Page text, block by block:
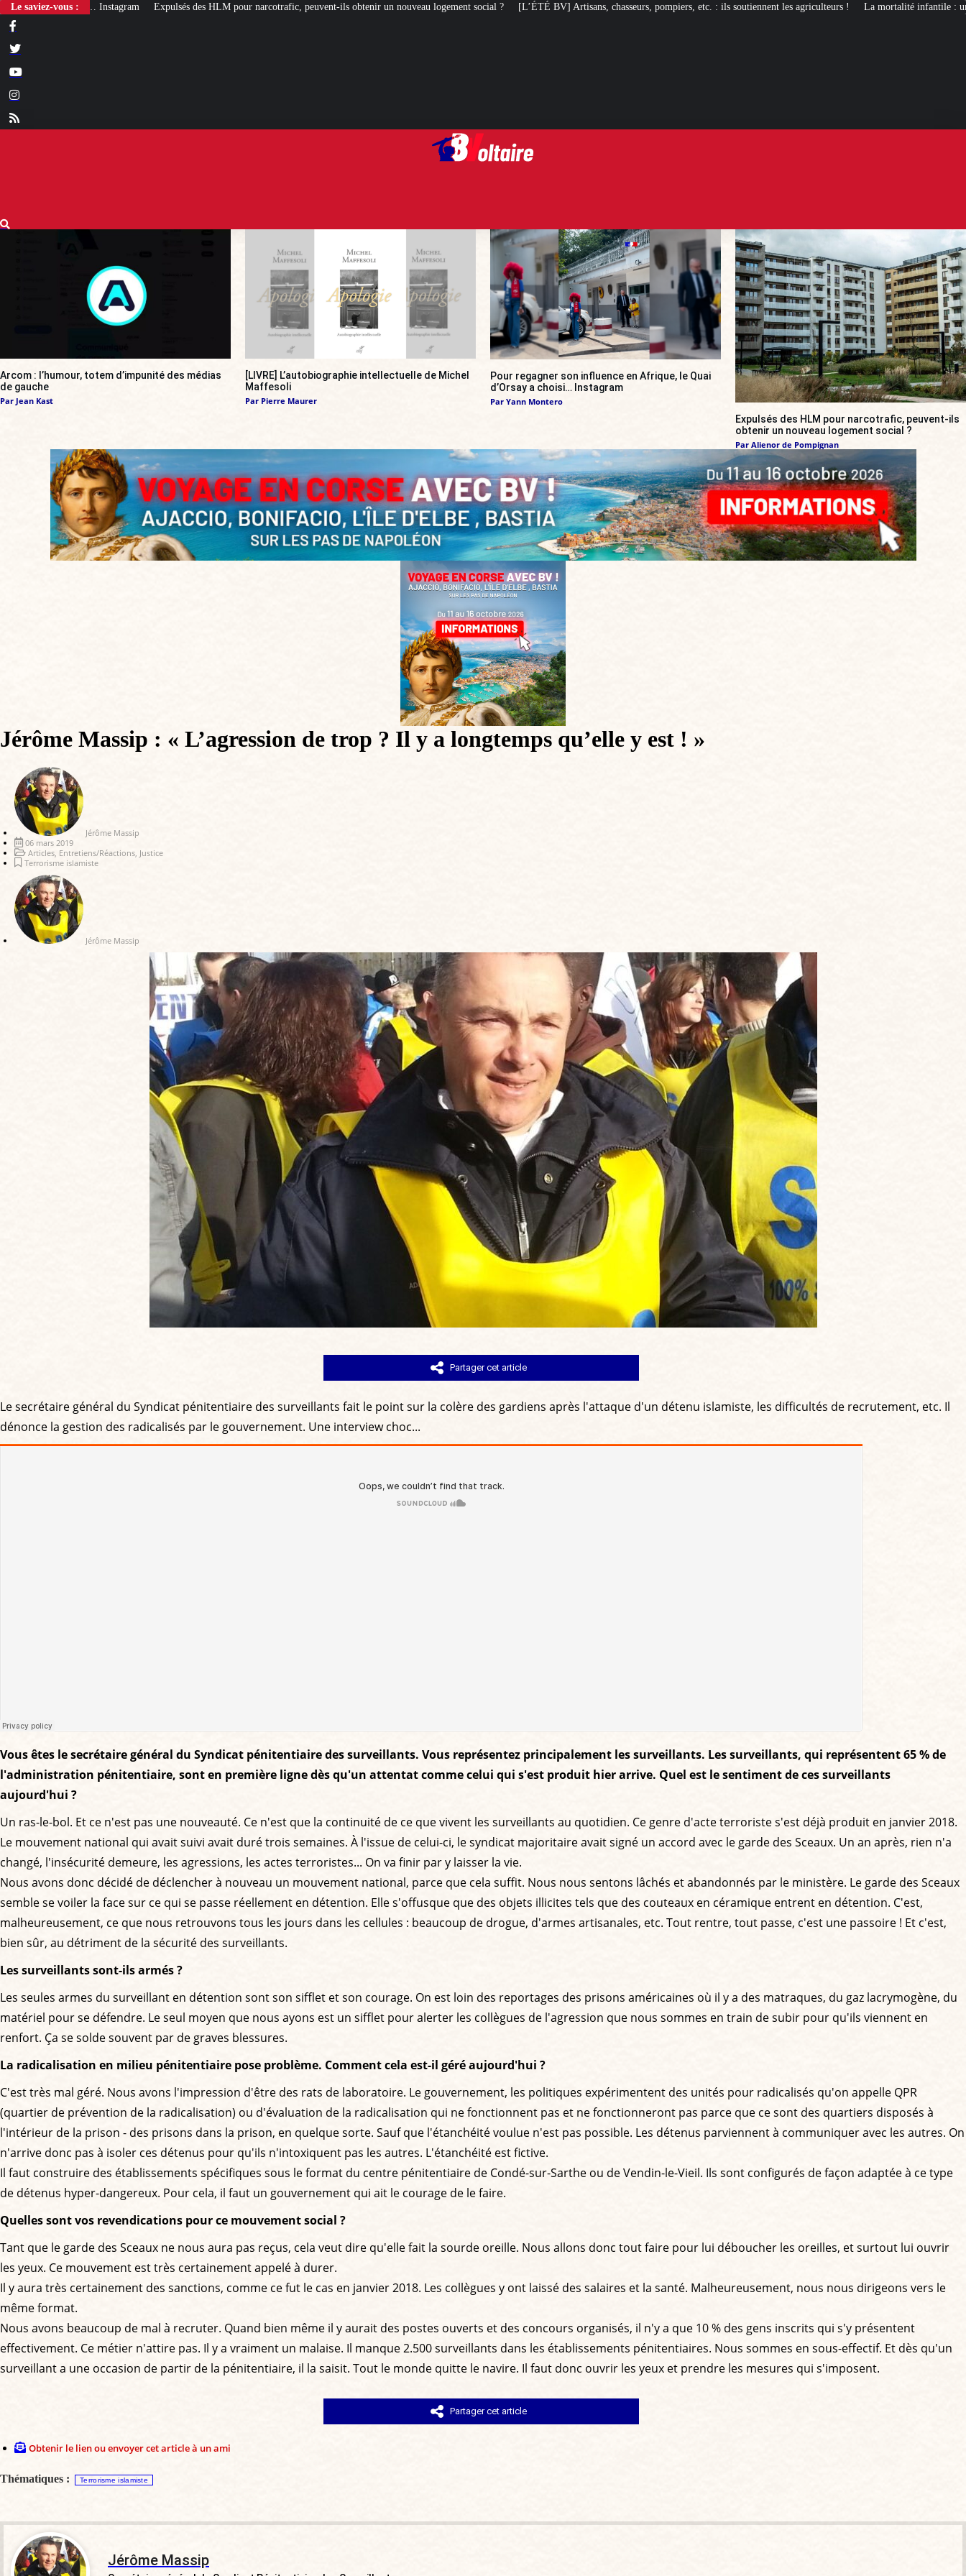
Le saviez-vous :
Expulsés des HLM pour narcotrafic, peuvent-ils obtenir un nouveau logement social ? [L’ÉTÉ BV] Artisans, chasseurs, pompiers, etc. : ils soutiennent les agriculteurs ! La mortalité infantile : une misère bien française
Arcom : l’humour, totem d’impunité des médias
de gauche
Par Jean Kast
[LIVRE] L’autobiographie intellectuelle de Michel
Maffesoli
Par Pierre Maurer
Pour regagner son influence en Afrique, le Quai
d’Orsay a choisi… Instagram
Par Yann Montero
Expulsés des HLM pour narcotrafic, peuvent-ils
obtenir un nouveau logement social ?
Par Alienor de Pompignan
Jérôme Massip : « L’agression de trop ? Il y a longtemps qu’elle y est ! »
Jérôme Massip
06 mars 2019
Articles Entretiens/Réactions Justice
Terrorisme islamiste
Jérôme Massip
Partager cet article
Le secrétaire général du Syndicat pénitentiaire des surveillants fait le point sur la colère des gardiens après l'attaque d'un détenu islamiste, les difficultés de recrutement, etc. Il
dénonce la gestion des radicalisés par le gouvernement. Une interview choc...
Vous êtes le secrétaire général du Syndicat pénitentiaire des surveillants. Vous représentez principalement les surveillants. Les surveillants, qui représentent 65 % de
l'administration pénitentiaire, sont en première ligne dès qu'un attentat comme celui qui s'est produit hier arrive. Quel est le sentiment de ces surveillants
aujourd'hui ?
Un ras-le-bol. Et ce n'est pas une nouveauté. Ce n'est que la continuité de ce que vivent les surveillants au quotidien. Ce genre d'acte terroriste s'est déjà produit en janvier 2018.
Le mouvement national qui avait suivi avait duré trois semaines. À l'issue de celui-ci, le syndicat majoritaire avait signé un accord avec le garde des Sceaux. Un an après, rien n'a
changé, l'insécurité demeure, les agressions, les actes terroristes... On va finir par y laisser la vie.
Nous avons donc décidé de déclencher à nouveau un mouvement national, parce que cela suffit. Nous nous sentons lâchés et abandonnés par le ministère. Le garde des Sceaux
semble se voiler la face sur ce qui se passe réellement en détention. Elle s'offusque que des objets illicites tels que des couteaux en céramique entrent en détention. C'est,
malheureusement, ce que nous retrouvons tous les jours dans les cellules : beaucoup de drogue, d'armes artisanales, etc. Tout rentre, tout passe, c'est une passoire ! Et c'est,
bien sûr, au détriment de la sécurité des surveillants.
Les surveillants sont-ils armés ?
Les seules armes du surveillant en détention sont son sifflet et son courage. On est loin des reportages des prisons américaines où il y a des matraques, du gaz lacrymogène, du
matériel pour se défendre. Le seul moyen que nous ayons est un sifflet pour alerter les collègues de l'agression que nous sommes en train de subir pour qu'ils viennent en
renfort. Ça se solde souvent par de graves blessures.
La radicalisation en milieu pénitentiaire pose problème. Comment cela est-il géré aujourd'hui ?
C'est très mal géré. Nous avons l'impression d'être des rats de laboratoire. Le gouvernement, les politiques expérimentent des unités pour radicalisés qu'on appelle QPR
(quartier de prévention de la radicalisation) ou d'évaluation de la radicalisation qui ne fonctionnent pas et ne fonctionneront pas parce que ce sont des quartiers disposés à
l'intérieur de la prison - des prisons dans la prison, en quelque sorte. Sauf que l'étanchéité voulue n'est pas possible. Les détenus parviennent à communiquer avec les autres. On
n'arrive donc pas à isoler ces détenus pour qu'ils n'intoxiquent pas les autres. L'étanchéité est fictive.
Il faut construire des établissements spécifiques sous le format du centre pénitentiaire de Condé-sur-Sarthe ou de Vendin-le-Vieil. Ils sont configurés de façon adaptée à ce type
de détenus hyper-dangereux. Pour cela, il faut un gouvernement qui ait le courage de le faire.
Quelles sont vos revendications pour ce mouvement social ?
Tant que le garde des Sceaux ne nous aura pas reçus, cela veut dire qu'elle fait la sourde oreille. Nous allons donc tout faire pour lui déboucher les oreilles, et surtout lui ouvrir
les yeux. Ce mouvement est très certainement appelé à durer.
Il y aura très certainement des sanctions, comme ce fut le cas en janvier 2018. Les collègues y ont laissé des salaires et la santé. Malheureusement, nous nous dirigeons vers le
même format.
Nous avons beaucoup de mal à recruter. Quand bien même il y aurait des postes ouverts et des concours organisés, il n'y a que 10 % des gens inscrits qui s'y présentent
effectivement. Ce métier n'attire pas. Il y a vraiment un malaise. Il manque 2.500 surveillants dans les établissements pénitentiaires. Nous sommes en sous-effectif. Et dès qu'un
surveillant a une occasion de partir de la pénitentiaire, il la saisit. Tout le monde quitte le navire. Il faut donc ouvrir les yeux et prendre les mesures qui s'imposent.
Partager cet article
Obtenir le lien ou envoyer cet article à un ami
Thématiques : Terrorisme islamiste
Jérôme Massip